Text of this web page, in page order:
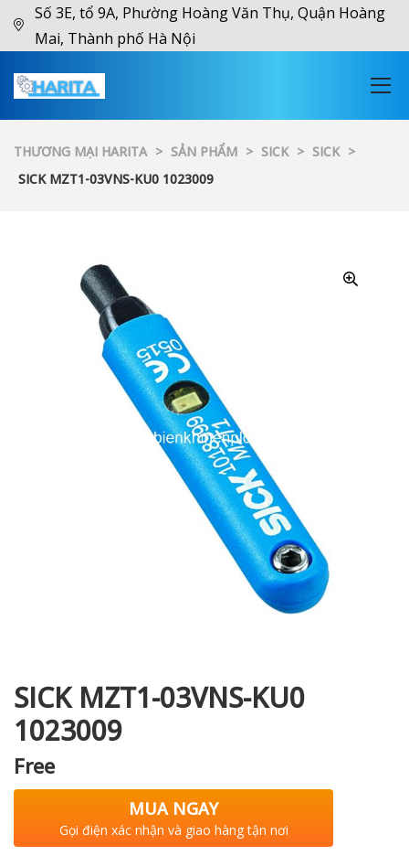
Số 3E, tổ 9A, Phường Hoàng Văn Thụ, Quận Hoàng
Mai, Thành phố Hà Nội
THƯƠNG MẠI HARITA > SẢN PHẨM > SICK > SICK >
SICK MZT1-03VNS-KU0 1023009
SICK MZT1-03VNS-KU0
1023009
Free
MUA NGAY
Gọi điện xác nhận và giao hàng tận nơi